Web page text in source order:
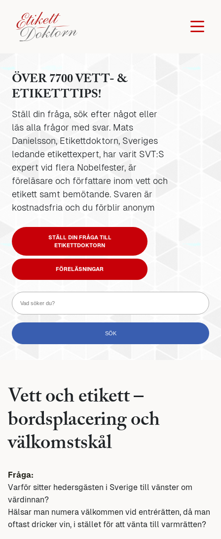
ÖVER 7700 VETT- &
ETIKETTTIPS!
Ställ din fråga, sök efter något eller
läs alla frågor med svar. Mats
Danielsson, Etikettdoktorn, Sveriges
ledande etikettexpert, har varit SVT:S
expert vid flera Nobelfester, är
föreläsare och författare inom vett och
etikett samt bemötande. Svaren är
kostnadsfria och du förblir anonym
STÄLL DIN FRÅGA TILL
ETIKETTDOKTORN
FÖRELÄSNINGAR
Vett och etikett –
bordsplacering och
välkomstskål
Fråga:
Varför sitter hedersgästen i Sverige till vänster om
värdinnan?
Hälsar man numera välkommen vid entrérätten, då man
oftast dricker vin, i stället för att vänta till varmrätten?